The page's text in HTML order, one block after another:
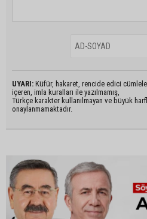
UYARI: Küfür, hakaret, rencide edici
içeren, imla kuralları ile yazılmamış,
Türkçe karakter kullanılmayan ve büyük
onaylanmamaktadır.